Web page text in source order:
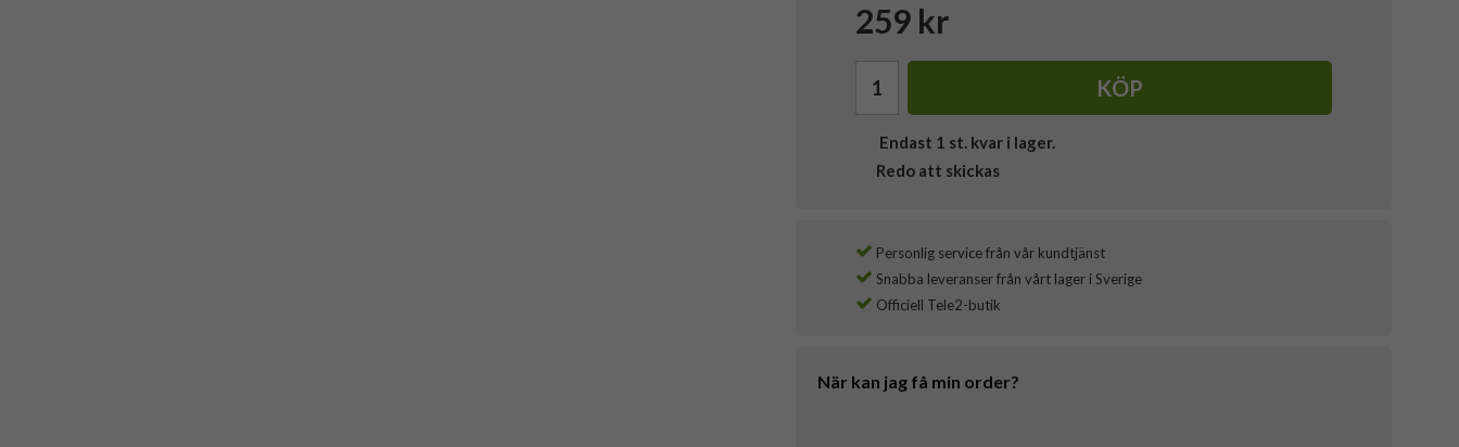
259 kr
KÖP
Endast 1 st. kvar i lager.
Redo att skickas
Personlig service från vår kundtjänst
Snabba leveranser från vårt lager i Sverige
Officiell Tele2-butik
När kan jag få min order?